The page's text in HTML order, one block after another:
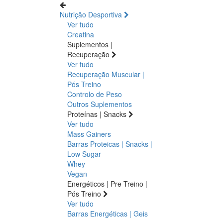
Nutrição Desportiva
Ver tudo
Creatina
Suplementos |
Recuperação
Ver tudo
Recuperação Muscular |
Pós Treino
Controlo de Peso
Outros Suplementos
Proteínas | Snacks
Ver tudo
Mass Gainers
Barras Proteicas | Snacks |
Low Sugar
Whey
Vegan
Energéticos | Pre Treino |
Pós Treino
Ver tudo
Barras Energéticas | Geis